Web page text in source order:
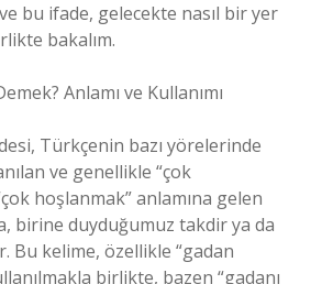
bu ifade, gelecekte nasıl bir yer
bakalım.
Anlamı ve Kullanımı
Türkçenin bazı yörelerinde
ve genellikle “çok
hoşlanmak” anlamına gelen
birine duyduğumuz takdir ya da
Bu kelime, özellikle “gadan
birlikte, bazen “gadanı